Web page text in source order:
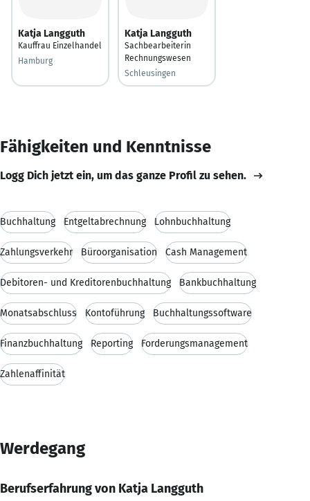
Katja Langguth
Kauffrau Einzelhandel
Hamburg
Katja Langguth
Sachbearbeiterin
Rechnungswesen
Schleusingen
Fähigkeiten und Kenntnisse
Logg Dich jetzt ein, um das ganze Profil zu sehen.
Buchhaltung Entgeltabrechnung Lohnbuchhaltung
Zahlungsverkehr Büroorganisation Cash Management
Debitoren- und Kreditorenbuchhaltung Bankbuchhaltung
Monatsabschluss Kontoführung Buchhaltungssoftware
Finanzbuchhaltung Reporting Forderungsmanagement
Zahlenaffinität
Werdegang
Berufserfahrung von Katja Langguth